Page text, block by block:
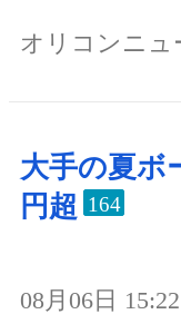
オリコンニュ
大手の夏ボ
円超 164
08月06日 15:22